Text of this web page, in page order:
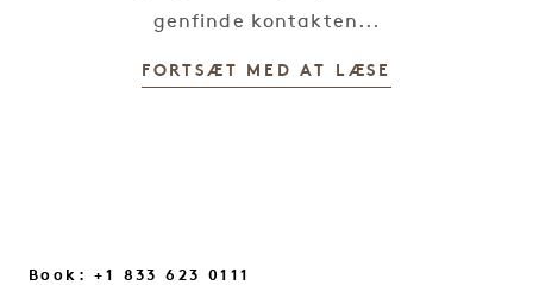
genfinde kontakten...
FORTSÆT MED AT LÆSE
Book: +1 833 623 0111